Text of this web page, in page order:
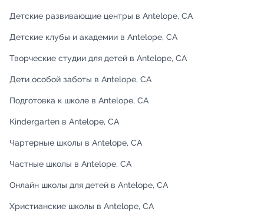
Детские развивающие центры в Antelope, CA
Детские клубы и академии в Antelope, CA
Творческие студии для детей в Antelope, CA
Дети особой заботы в Antelope, CA
Подготовка к школе в Antelope, CA
Kindergarten в Antelope, CA
Чартерные школы в Antelope, CA
Частные школы в Antelope, CA
Онлайн школы для детей в Antelope, CA
Христианские школы в Antelope, CA